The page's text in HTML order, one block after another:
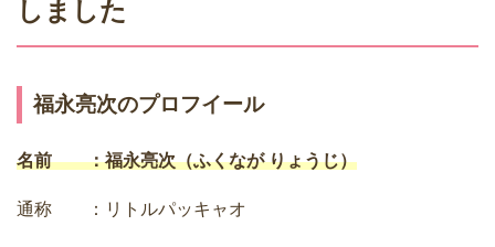
しました
福永亮次のプロフイール
名前 ：福永亮次（ふくなが りょうじ）
通称 ：リトルパッキャオ